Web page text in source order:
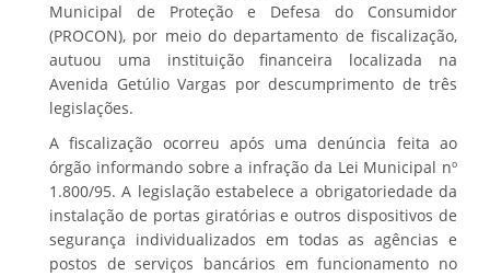
Municipal de Proteção e Defesa do Consumidor
(PROCON), por meio do departamento de fiscalização,
autuou uma instituição financeira localizada na
Avenida Getúlio Vargas por descumprimento de três
legislações.
​A fiscalização ocorreu após uma denúncia feita ao
órgão informando sobre a infração da Lei Municipal nº
1.800/95. A legislação estabelece a obrigatoriedade da
instalação de portas giratórias e outros dispositivos de
segurança individualizados em todas as agências e
postos de serviços bancários em funcionamento no